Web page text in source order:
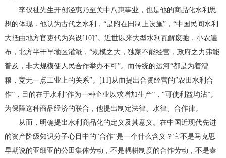
李仪祉先生开创泾惠乃至关中八惠事业，也是他的商品化水利思
想的体现．他认为古代之水利，“是附在田制上设施”，“中国民间水利
大抵由地方官吏代为兴设[10]”。近世以来大型水利瓦解废弛，小农遍
布，北方半干早地区灌溉，“规模之大，独家不能经营，政府之力弗能
普及，非大规模使人民合作举办不可”。而传统的运河“都是为着漕
粮，竞无一点工业上的关系”。[11]从而提出合资经营的”农田水利合
作”，目的在于水利“作为一种企业以求增加生产”，“可使利益均沾”。
为保障这种商品经济的联合，他提出制定法律、水律、合作律。
从而，明确提出水利商品化的定义及其意义。在中国近现代先进
的资产阶级知识分子心目中的“合作”是一个什么含义？它不是马克思
早期说的亚细亚的公田集体劳动，不是耦耕制度的合作劳动，不是秦